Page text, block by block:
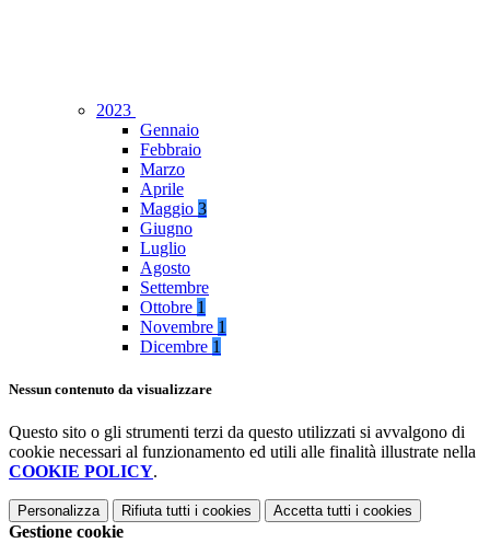
2023
Gennaio
Febbraio
Marzo
Aprile
Maggio 3
Giugno
Luglio
Agosto
Settembre
Ottobre 1
Novembre 1
Dicembre 1
Nessun contenuto da visualizzare
Questo sito o gli strumenti terzi da questo utilizzati si avvalgono di
cookie necessari al funzionamento ed utili alle finalità illustrate nella
COOKIE POLICY.
Personalizza Rifiuta tutti i cookies Accetta tutti i cookies
Gestione cookie